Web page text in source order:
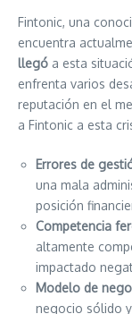
Fintonic, una
encuentra
llegó a esta
enfrenta varios
reputación en el
a Fintonic a esta
Errores de
una mala
posición
Competencia
altamente
impactado
Modelo de
negocio sólido